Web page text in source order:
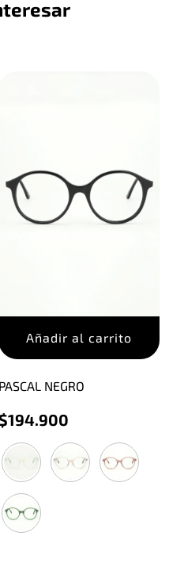
Añadir al carrito
PASCAL NEGRO
194.900